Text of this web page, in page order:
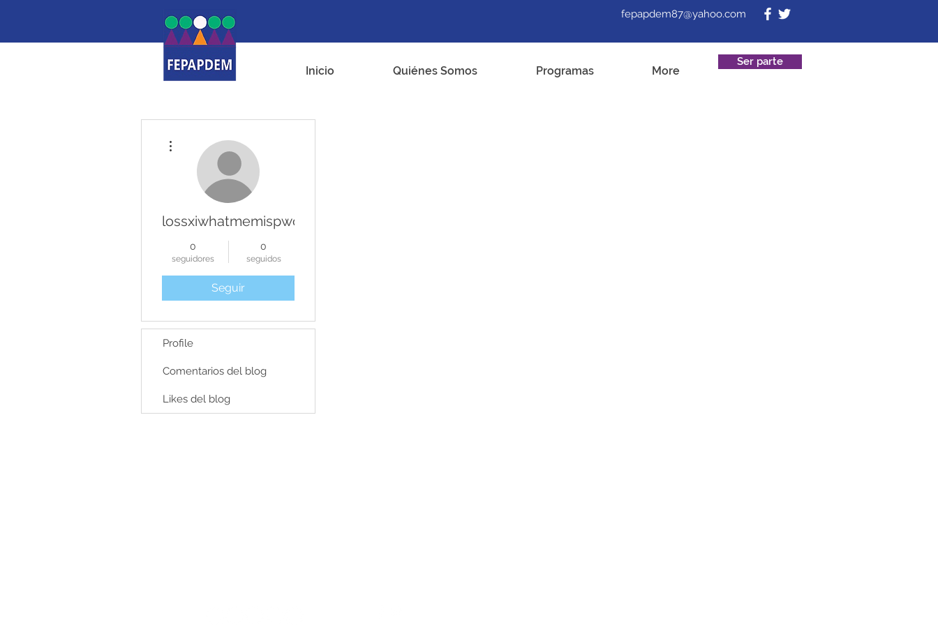
Inicio Quiénes Somos Programas More
Ser parte
fepapdem87@yahoo.com
lossxiwhatmemispwork
0
seguidores
0
seguidos
Seguir
Profile
Comentarios del blog
Likes del blog